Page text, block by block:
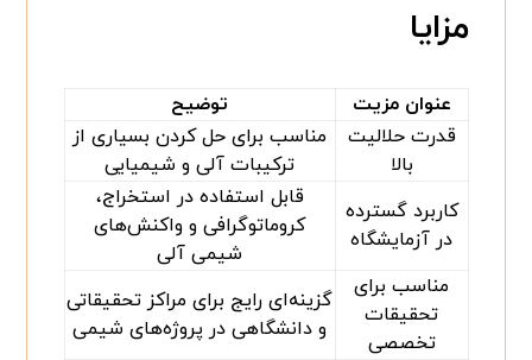
مزایا
عنوان مزیت
توضیح
قدرت حلالیت
بالا
مناسب برای حل کردن بسیاری از
ترکیبات آلی و شیمیایی
کاربرد گسترده
در آزمایشگاه
قابل استفاده در استخراج،
کروماتوگرافی و واکنش‌های
شیمی آلی
مناسب برای
تحقیقات
تخصصی
گزینه‌ای رایج برای مراکز تحقیقاتی
و دانشگاهی در پروژه‌های شیمی